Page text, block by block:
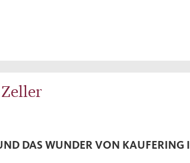
DAS WUNDER VON KAUFERING I